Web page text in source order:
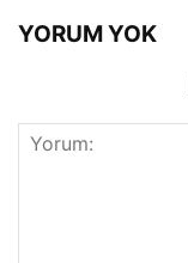
YORUM YOK